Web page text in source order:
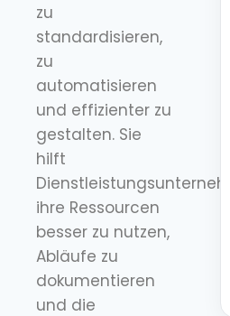
zu
standardisieren,
zu
automatisieren
und effizienter zu
gestalten. Sie
hilft
ihre Ressourcen
besser zu nutzen,
Abläufe zu
dokumentieren
und die